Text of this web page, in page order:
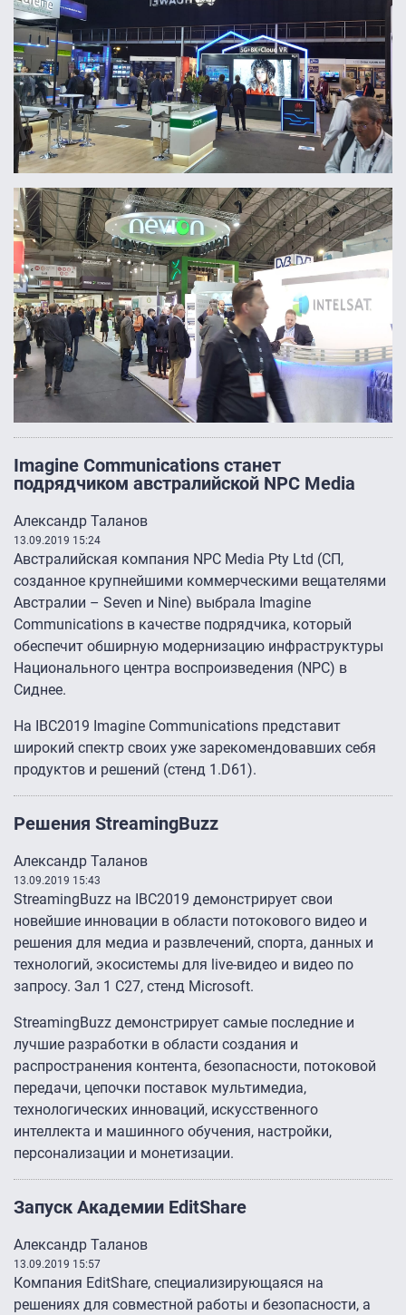
Imagine Communications станет
подрядчиком австралийской NPC Media
Александр Таланов
13.09.2019 15:24
Австралийская компания NPC Media Pty Ltd (СП,
созданное крупнейшими коммерческими вещателями
Австралии – Seven и Nine) выбрала Imagine
Communications в качестве подрядчика, который
обеспечит обширную модернизацию инфраструктуры
Национального центра воспроизведения (NPC) в
Сиднее.
На IBC2019 Imagine Communications представит
широкий спектр своих уже зарекомендовавших себя
продуктов и решений (стенд 1.D61).
Решения StreamingBuzz
Александр Таланов
13.09.2019 15:43
StreamingBuzz на IBC2019 демонстрирует свои
новейшие инновации в области потокового видео и
решения для медиа и развлечений, спорта, данных и
технологий, экосистемы для live-видео и видео по
запросу. Зал 1 C27, стенд Microsoft.
StreamingBuzz демонстрирует самые последние и
лучшие разработки в области создания и
распространения контента, безопасности, потоковой
передачи, цепочки поставок мультимедиа,
технологических инноваций, искусственного
интеллекта и машинного обучения, настройки,
персонализации и монетизации.
Запуск Академии EditShare
Александр Таланов
13.09.2019 15:57
Компания EditShare, специализирующаяся на
решениях для совместной работы и безопасности, а